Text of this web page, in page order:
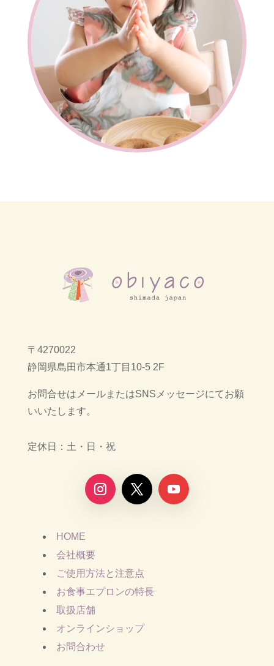
〒4270022
静岡県島田市本通1丁目10-5 2F
お問合せはメールまたはSNSメッセージにてお願
いいたします。
定休日：土・日・祝
HOME
会社概要
ご使用方法と注意点
お食事エプロンの特長
取扱店舗
オンラインショップ
お問合わせ